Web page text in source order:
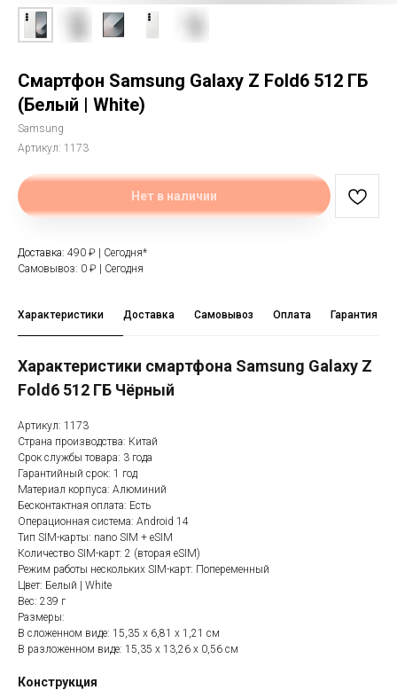
Смартфон Samsung Galaxy Z Fold6 512 ГБ
(Белый | White)
Samsung
Артикул: 1173
Нет в наличии
Доставка: 490 ₽ | Сегодня*
Самовывоз: 0 ₽ | Сегодня
Характеристики Доставка Самовывоз Оплата Гарантия
Характеристики смартфона Samsung Galaxy Z
Fold6 512 ГБ Чёрный
Артикул: 1173
Страна производства: Китай
Срок службы товара: 3 года
Гарантийный срок: 1 год
Материал корпуса: Алюминий
Бесконтактная оплата: Есть
Операционная система: Android 14
Тип SIM-карты: nano SIM + eSIM
Количество SIM-карт: 2 (вторая eSIM)
Режим работы нескольких SIM-карт: Попеременный
Цвет: Белый | White
Вес: 239 г
Размеры:
В сложенном виде: 15,35 x 6,81 x 1,21 см
В разложенном виде: 15,35 x 13,26 x 0,56 см
Конструкция